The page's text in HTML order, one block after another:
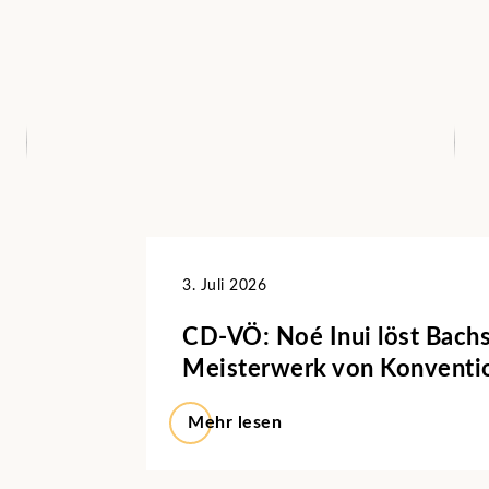
3. Juli 2026
CD-VÖ: Noé Inui löst Bachs
Meisterwerk von
Mehr lesen